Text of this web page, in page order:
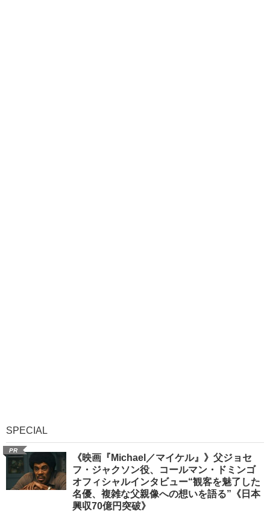
SPECIAL
PR
《映画『Michael／マイケル』》父ジョセ
フ・ジャクソン役、コールマン・ドミンゴ
オフィシャルインタビュー“観客を魅了した
名優、複雑な父親像への想いを語る”《日本
興収70億円突破》